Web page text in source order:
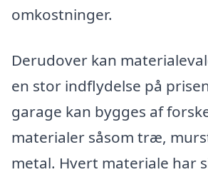
omkostninger.
Derudover kan
en stor indflydelse på
garage kan bygges af
materialer såsom træ,
metal. Hvert materiale har